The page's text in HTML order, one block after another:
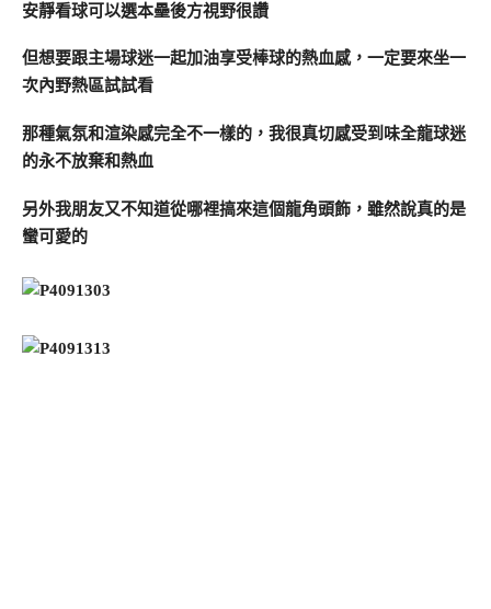
安靜看球可以選本壘後方視野很讚
但想要跟主場球迷一起加油享受棒球的熱血感，一定要來坐一
次內野熱區試試看
那種氣氛和渲染感完全不一樣的，我很真切感受到味全龍球迷
的永不放棄和熱血
另外我朋友又不知道從哪裡搞來這個龍角頭飾，雖然說真的是
蠻可愛的